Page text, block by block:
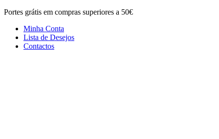
Portes grátis em compras superiores a 50€
Minha Conta
Lista de Desejos
Contactos